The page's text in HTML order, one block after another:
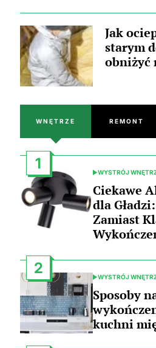
Jak
starym
obniżyć
WNĘTRZE REMONT
1
POSTED
IN
WYSTRÓJ
Ciekawe
dla
Zamiast
2
POSTED
IN
WYSTRÓJ
Sposoby
kuchni